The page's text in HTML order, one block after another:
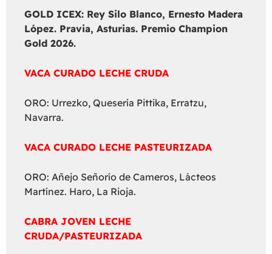
GOLD ICEX: Rey Silo Blanco, Ernesto Madera
López. Pravia, Asturias. Premio Champion
Gold 2026.
VACA CURADO LECHE CRUDA
ORO: Urrezko, Quesería Pittika, Erratzu,
Navarra.
VACA CURADO LECHE PASTEURIZADA
ORO: Añejo Señorío de Cameros, Lácteos
Martínez. Haro, La Rioja.
CABRA JOVEN LECHE
CRUDA/PASTEURIZADA